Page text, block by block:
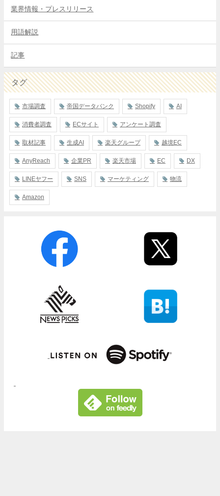
業界情報・プレスリリース
用語解説
記事
タグ
市場調査 帝国データバンク Shopify AI
消費者調査 ECサイト アンケート調査
取材記事 生成AI 楽天グループ 越境EC
AnyReach 企業PR 楽天市場 EC DX
LINEヤフー SNS マーケティング 物流
Amazon